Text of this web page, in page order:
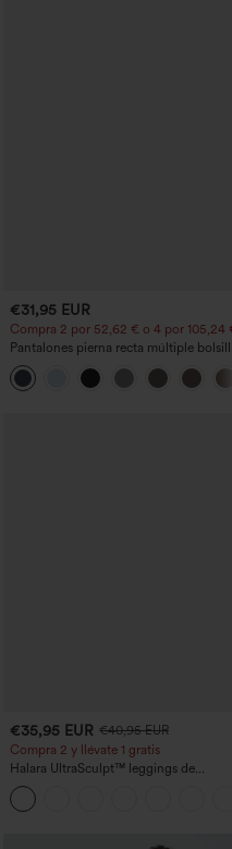
€31,95 EUR
Compra 2 por 52,62 € o 4 por 105,24
Pantalones pierna recta múltiple
botón tiro alto
€35,95 EUR €40,95 EUR
Compra 2 y llévate 1 gratis
Halara UltraSculpt™ leggings de
entrenamiento moldeadores de talle alto
con fruncido trasero que realza los
glúteos, control de abdomen y bolsillos